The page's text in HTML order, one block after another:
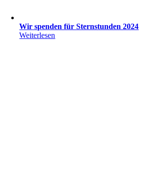
Wir spenden für Sternstunden 2024
Weiterlesen